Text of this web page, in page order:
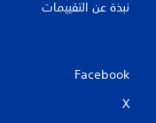
نبذة عن التقييمات
Facebook
X